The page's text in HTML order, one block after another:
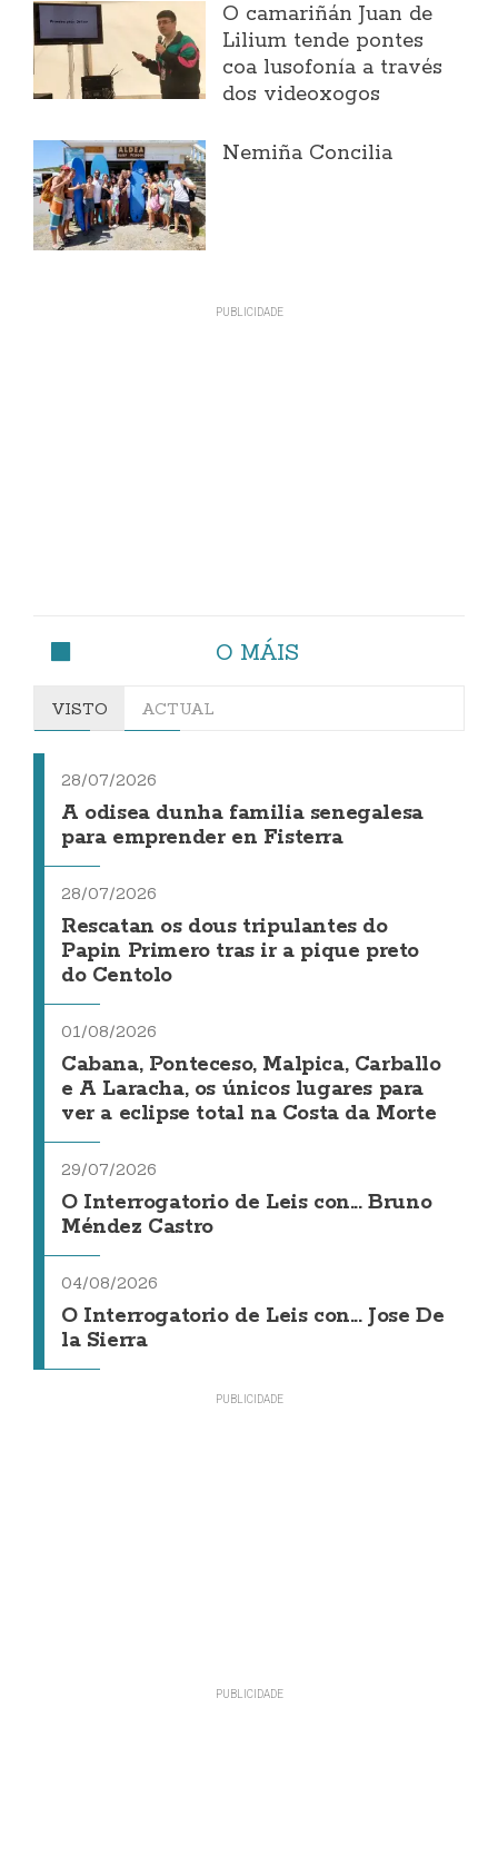
O camariñán Juan de
Lilium tende pontes
coa lusofonía a través
dos videoxogos
Nemiña Concilia
O MÁIS
VISTO ACTUAL
28/07/2026
A odisea dunha familia senegalesa
para emprender en Fisterra
28/07/2026
Rescatan os dous tripulantes do
Papin Primero tras ir a pique preto
do Centolo
01/08/2026
Cabana, Ponteceso, Malpica, Carballo
e A Laracha, os únicos lugares para
ver a eclipse total na Costa da Morte
29/07/2026
O Interrogatorio de Leis con... Bruno
Méndez Castro
04/08/2026
O Interrogatorio de Leis con... Jose De
la Sierra